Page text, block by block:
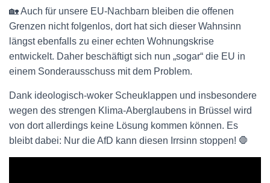
🏡 Auch für unsere EU-Nachbarn bleiben die offenen
Grenzen nicht folgenlos, dort hat sich dieser Wahnsinn
längst ebenfalls zu einer echten Wohnungskrise
entwickelt. Daher beschäftigt sich nun „sogar“ die EU in
einem Sonderausschuss mit dem Problem.
Dank ideologisch-woker Scheuklappen und insbesondere
wegen des strengen Klima-Aberglaubens in Brüssel wird
von dort allerdings keine Lösung kommen können. Es
bleibt dabei: Nur die AfD kann diesen Irrsinn stoppen! 🛑